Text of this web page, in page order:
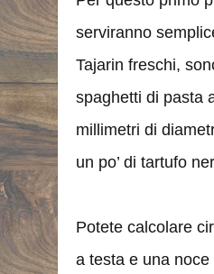
serviranno
Tajarin freschi,
spaghetti di pasta
millimetri di
un po’ di tartufo
Potete calcolare
a testa e una